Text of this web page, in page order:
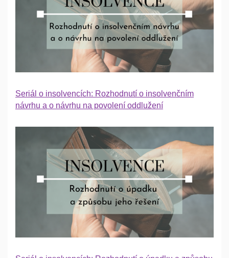
Seriál o insolvencích: Rozhodnutí o insolvenčním
návrhu a o návrhu na povolení oddlužení